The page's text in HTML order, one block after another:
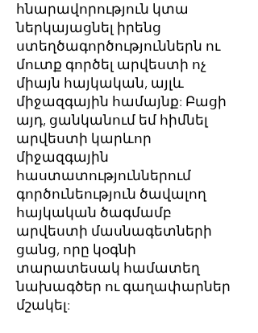
հնարավորություն կտա
ներկայացնել իրենց
ստեղծագործություններն ու
մուտք գործել արվեստի ոչ
միայն հայկական, այլև
միջազգային համայնք: Բացի
այդ, ցանկանում եմ հիմնել
արվեստի կարևոր
միջազգային
հաստատություններում
գործունեություն ծավալող
հայկական ծագմամբ
արվեստի մասնագետների
ցանց, որը կօգնի
տարատեսակ համատեղ
նախագծեր ու գաղափարներ
մշակել: